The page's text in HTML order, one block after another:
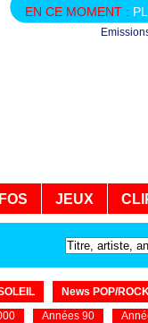
EN CE MOMENT :
JEUX
News POP/
Années 90